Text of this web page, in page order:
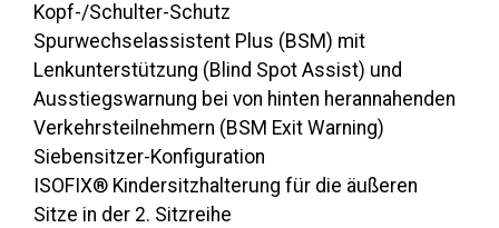
Kopf-/Schulter-Schutz
Spurwechselassistent Plus (BSM) mit
Lenkunterstützung (Blind Spot Assist) und
Ausstiegswarnung bei von hinten herannahenden
Verkehrsteilnehmern (BSM Exit Warning)
Siebensitzer-Konfiguration
ISOFIX® Kindersitzhalterung für die äußeren
Sitze in der 2. Sitzreihe